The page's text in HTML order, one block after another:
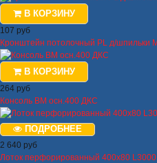
В КОРЗИНУ
107 руб
Кронштейн потолочный PL д/шпильки
В КОРЗИНУ
264 руб
Консоль ВМ осн.400 ДКС
ПОДРОБНЕЕ
2 640 руб
Лоток перфорированный 400х80